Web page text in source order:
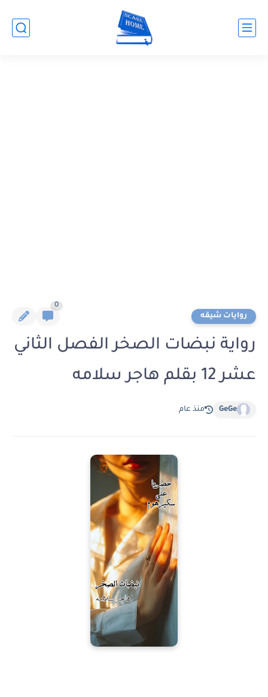
روايات شيقه
0
رواية نبضات الصخر الفصل الثاني
عشر 12 بقلم هاجر سلامه
GeGe منذ عام